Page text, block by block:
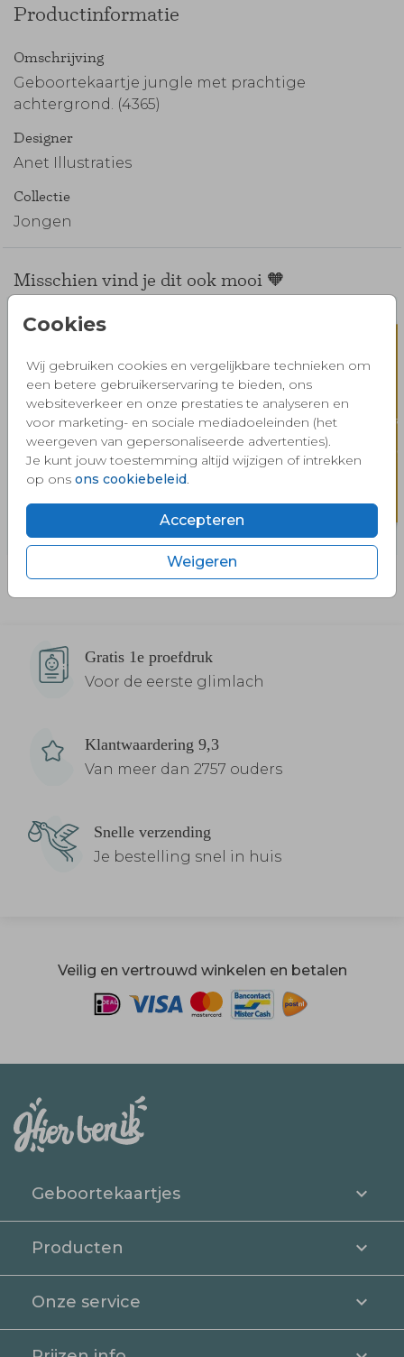
Cookies
Wij gebruiken cookies en vergelijkbare technieken om
een betere gebruikerservaring te bieden, ons
websiteverkeer en onze prestaties te analyseren en
voor marketing- en sociale mediadoeleinden (het
weergeven van gepersonaliseerde advertenties).
Je kunt jouw toestemming altijd wijzigen of intrekken
op ons ons cookiebeleid.
Accepteren
Weigeren
Productinformatie
Omschrijving
Geboortekaartje jungle met prachtige
achtergrond. (4365)
Designer
Anet Illustraties
Collectie
Jongen
Misschien vind je dit ook mooi 🧡
Gratis 1e proefdruk
Voor de eerste glimlach
Klantwaardering 9,3
Van meer dan 2757 ouders
Snelle verzending
Je bestelling snel in huis
Veilig en vertrouwd winkelen en betalen
Geboortekaartjes
Producten
Onze service